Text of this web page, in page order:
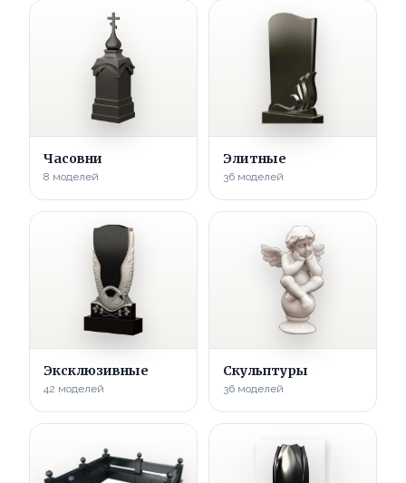
Часовни
8 моделей
Элитные
36 моделей
Эксклюзивные
42 моделей
Скульптуры
36 моделей